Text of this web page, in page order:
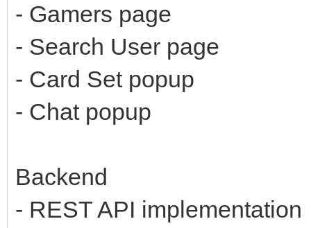
- Gamers page
- Search User page
- Card Set popup
- Chat popup
Backend
- REST API implementation